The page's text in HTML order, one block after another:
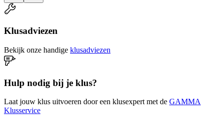
Klusadviezen
Bekijk onze handige klusadviezen
Hulp nodig bij je klus?
Laat jouw klus uitvoeren door een klusexpert met de GAMMA
Klusservice